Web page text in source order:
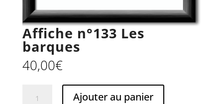
Affiche n°133 Les
barques
40,00€
Ajouter au panier